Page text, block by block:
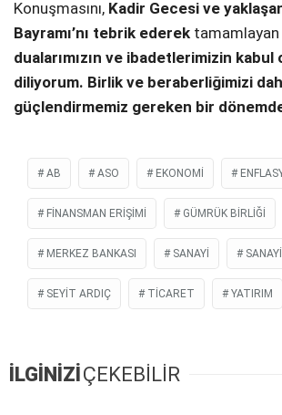
Konuşmasını, Kadir Gecesi ve
Bayramı’nı tebrik ederek tamamlayan
dualarımızın ve ibadetlerimizin kabul
diliyorum. Birlik ve beraberliğimizi
güçlendirmemiz gereken bir
AB ASO EKONOMI
FINANSMAN ERIŞIMI GÜMRÜK BIRLIĞI
MERKEZ BANKASI SANAYI
SEYIT ARDIÇ TICARET YATIRIM
İLGİNİZİÇEKEBİLİR